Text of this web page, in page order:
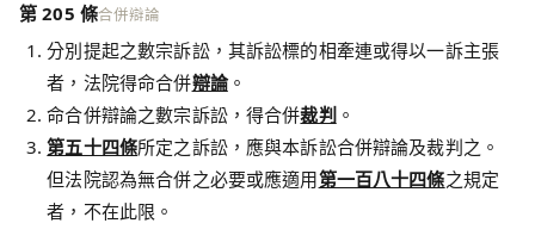
第 205 條合併辯論
分別提起之數宗訴訟，其訴訟標的相牽連或得以一訴主張
者，法院得命合併辯論。
命合併辯論之數宗訴訟，得合併裁判 。
第五十四條所定之訴訟，應與本訴訟合併辯論及裁判之。
但法院認為無合併之必要或應適用第一百八十四條之規定
者，不在此限。